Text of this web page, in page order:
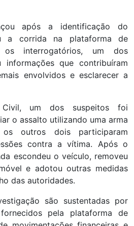
após a identificação do
a corrida na plataforma de
os interrogatórios, um dos
informações que contribuíram
envolvidos e esclarecer a
um dos suspeitos foi
o assalto utilizando uma arma
outros dois participaram
contra a vítima. Após o
escondeu o veículo, removeu
e adotou outras medidas
das autoridades.
são sustentadas por
pela plataforma de